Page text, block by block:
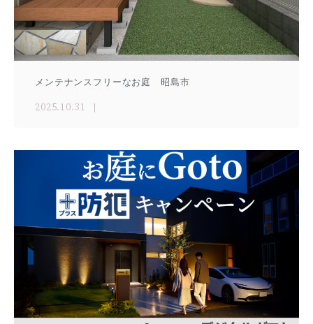
メンテナンスフリーなお庭 昭島市
2025.10.31